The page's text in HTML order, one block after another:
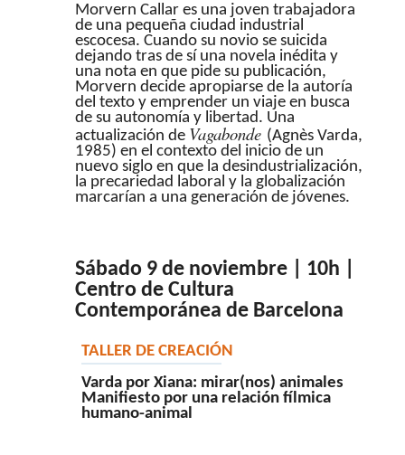
Morvern Callar es una joven trabajadora
de una pequeña ciudad industrial
escocesa. Cuando su novio se suicida
dejando tras de sí una novela inédita y
una nota en que pide su publicación,
Morvern decide apropiarse de la autoría
del texto y emprender un viaje en busca
de su autonomía y libertad. Una
actualización de Vagabonde (Agnès Varda,
1985) en el contexto del inicio de un
nuevo siglo en que la desindustrialización,
la precariedad laboral y la globalización
marcarían a una generación de jóvenes.
Sábado 9 de noviembre | 10h |
Centro de Cultura
Contemporánea de Barcelona
TALLER DE CREACIÓN
Varda por Xiana: mirar(nos) animales
Manifiesto por una relación fílmica
humano-animal